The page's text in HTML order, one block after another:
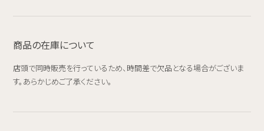
商品の在庫について
店頭で同時販売を行っているため、時間差で欠品となる場合がございま
す。あらかじめご了承ください。